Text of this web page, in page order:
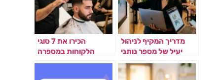
מדריך המקיף לניהול
יעיל של מספר נותני
שירות במקביל
הכירו את 7 סוגי
הלקוחות במספרה
וכיצד לנהל אותם